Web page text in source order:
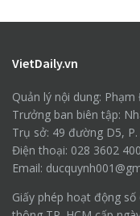
VietDaily.vn
Quản lý nội dung:
Trưởng ban biên tập:
Trụ sở: 49 đường D5,
Điện thoại: 028 3602
Email:
Giấy phép hoạt động